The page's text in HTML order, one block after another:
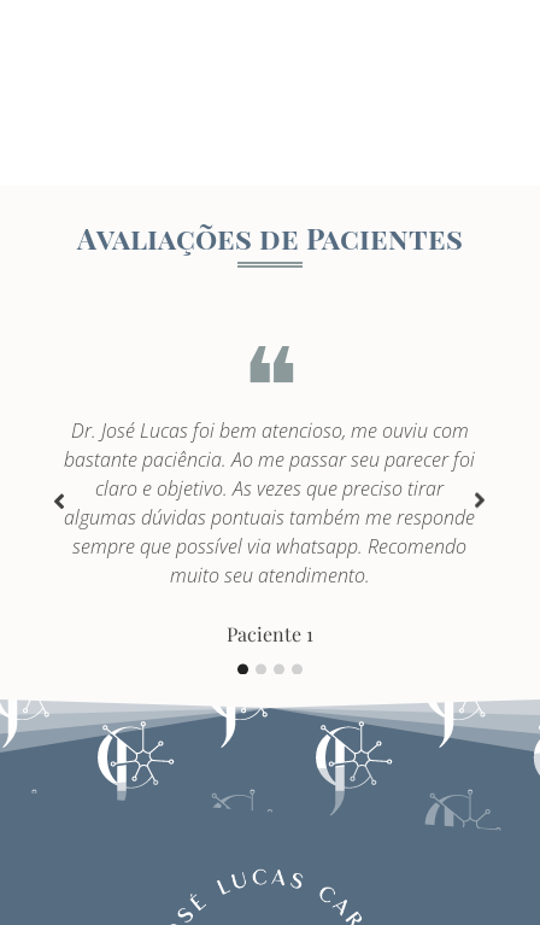
Avaliações de Pacientes
Paciente 1
❝
Dr. José Lucas foi bem atencioso, me ouviu com
bastante paciência. Ao me passar seu parecer foi
claro e objetivo. As vezes que preciso tirar
algumas dúvidas pontuais também me responde
sempre que possível via whatsapp. Recomendo
muito seu atendimento.